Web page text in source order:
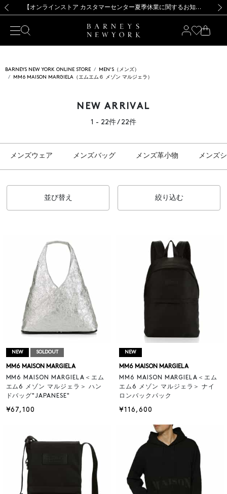
新規登録のお客様も対象！＜MY BARNEYS＞会員のお客様は11,000円（税込）以上のお買上げで常時送料無料！お買い物の際は会員登録を！
【夏季休業に伴う出荷一時停止のお知らせ】(2026.8.7) 【オンラインストア カスタマーセンター夏季休業に関するお知らせ】（2026.8.7）
【夏季休業に伴う返品・交換承り一時停止のお知らせ】（2026.8.5）
熊本県を中心とした地震の影響によるお荷物のお届けについて
【開催中】SUMMER SALEのご案内・ご注意事項 新規登録のお客様も対象！＜MY BARNEYS＞会員のお客様は11,000円（税込）以上のお買上げで常時送料無料！お買い物の際は会員登録を！
【夏季休業に伴う出荷一時停止のお知らせ】(2026.8.7)
BARNEYS NEW YORK ONLINE STORE
MEN'S（メンズ）
MM6 MAISON MARGIELA（エムエム６ メゾン マルジェラ）
NEW ARRIVAL
1 - 22件 / 22件
メンズウェア メンズバッグ メンズ革小物 メンズ
並び替え 絞り込む
NEW SOLDOUT
MM6 MAISON MARGIELA
MM6 MAISON MARGIELA＜エム
エム6 メゾン マルジェラ＞ ハン
ドバッグ"JAPANESE"
¥67,100
NEW
MM6 MAISON MARGIELA
MM6 MAISON MARGIELA＜エム
エム6 メゾン マルジェラ＞ ナイ
ロンバックパック
¥116,600